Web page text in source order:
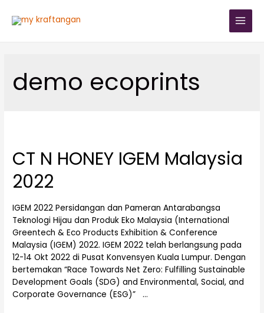
demo ecoprints
CT N HONEY IGEM Malaysia
2022
IGEM 2022 Persidangan dan Pameran Antarabangsa
Teknologi Hijau dan Produk Eko Malaysia (International
Greentech & Eco Products Exhibition & Conference
Malaysia (IGEM) 2022. IGEM 2022 telah berlangsung pada
12-14 Okt 2022 di Pusat Konvensyen Kuala Lumpur. Dengan
bertemakan “Race Towards Net Zero: Fulfilling Sustainable
Development Goals (SDG) and Environmental, Social, and
Corporate Governance (ESG)” …